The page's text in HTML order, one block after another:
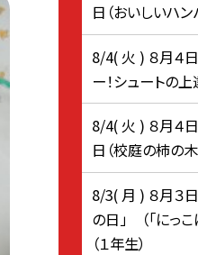
日（おいしいハン
8/4( 火 ) ８月４
ー！シュートの
8/4( 火 ) ８月４
日（校庭の柿の
8/3( 月 ) ８月３
の日」 （「にっこ
（１年生）